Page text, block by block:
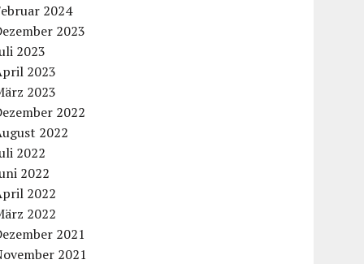
2024
2023
2023
2023
2023
2022
2022
2022
2022
2022
2022
2021
2021